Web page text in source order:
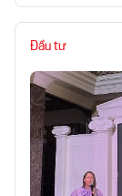
Đầu tư